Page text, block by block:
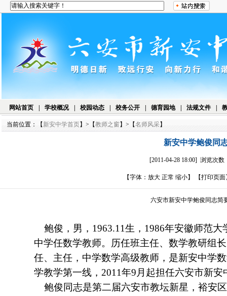
网站首页 学校概况 校园动态 校务公开 德育园地 法规文件
当前位置：【 新安中学首页】>【教师之窗】>【名师风采】
新安中学鲍俊同
[2011-04-28 18:00] 浏览次数
【字体：放大 正常 缩小】 【打印页面
六安市新安中学鲍俊同志简
鲍俊，男，1963.11生，1986年安徽师范大
中学任数学教师。历任班主任、数学教研组
任、主任，中学数学高级教师，是新安中学
学教学第一线，2011年9月起担任六安市新安
鲍俊同志是第二届六安市教坛新星，裕安